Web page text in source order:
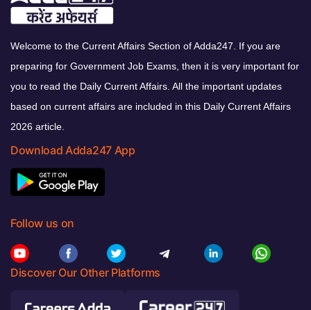
Welcome to the Current Affairs Section of Adda247. If you are
preparing for Government Job Exams, then it is very important for
you to read the Daily Current Affairs. All the important updates
based on current affairs are included in this Daily Current Affairs
2026 article.
Download Adda247 App
Follow us on
Discover Our Other Platforms